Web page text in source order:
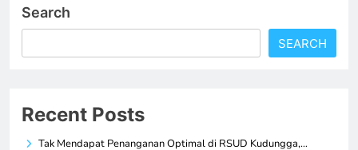
Search
SEARCH
Recent Posts
Tak Mendapat Penanganan Optimal di RSUD Kudungga,…